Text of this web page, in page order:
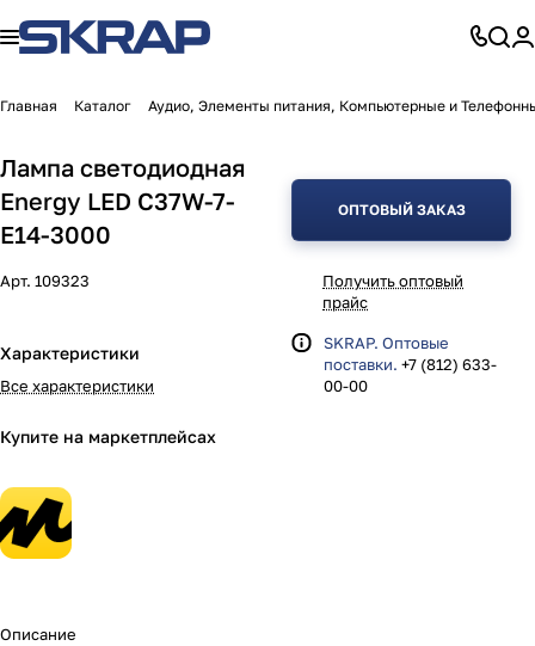
Главная Каталог Аудио, Элементы питания, Компьютерные и
Лампа светодиодная
Energy LED С37W-7-
E14-3000
Арт. 109323
Характеристики
Все характеристики
Купите на маркетплейсах
ОПТОВЫЙ ЗАКАЗ
Получить оптовый
прайс
SKRAP. Оптовые
поставки. +7 (812) 633-
00-00
Описание